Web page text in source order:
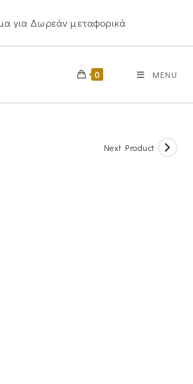
για Δωρεάν μεταφορικά
0 MENU
Next Product